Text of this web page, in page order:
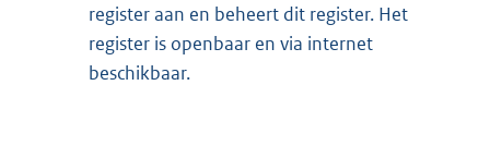
register aan en beheert dit register. Het
register is openbaar en via internet
beschikbaar.